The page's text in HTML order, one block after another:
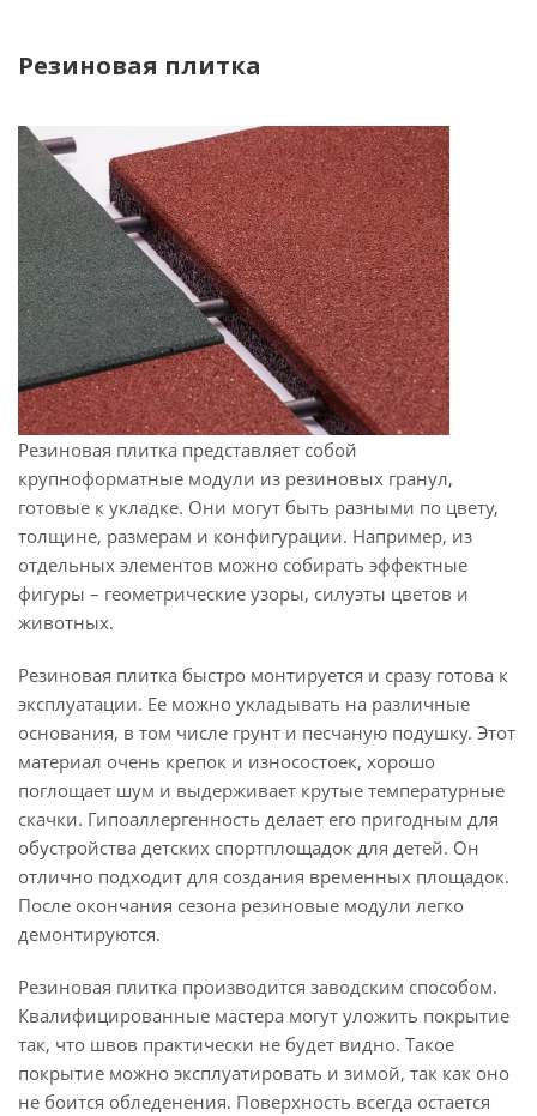
Резиновая плитка
Резиновая плитка представляет собой
крупноформатные модули из резиновых гранул,
готовые к укладке. Они могут быть разными по цвету,
толщине, размерам и конфигурации. Например, из
отдельных элементов можно собирать эффектные
фигуры – геометрические узоры, силуэты цветов и
животных.
Резиновая плитка быстро монтируется и сразу готова к
эксплуатации. Ее можно укладывать на различные
основания, в том числе грунт и песчаную подушку. Этот
материал очень крепок и износостоек, хорошо
поглощает шум и выдерживает крутые температурные
скачки. Гипоаллергенность делает его пригодным для
обустройства детских спортплощадок для детей. Он
отлично подходит для создания временных площадок.
После окончания сезона резиновые модули легко
демонтируются.
Резиновая плитка производится заводским способом.
Квалифицированные мастера могут уложить покрытие
так, что швов практически не будет видно. Такое
покрытие можно эксплуатировать и зимой, так как оно
не боится обледенения. Поверхность всегда остается